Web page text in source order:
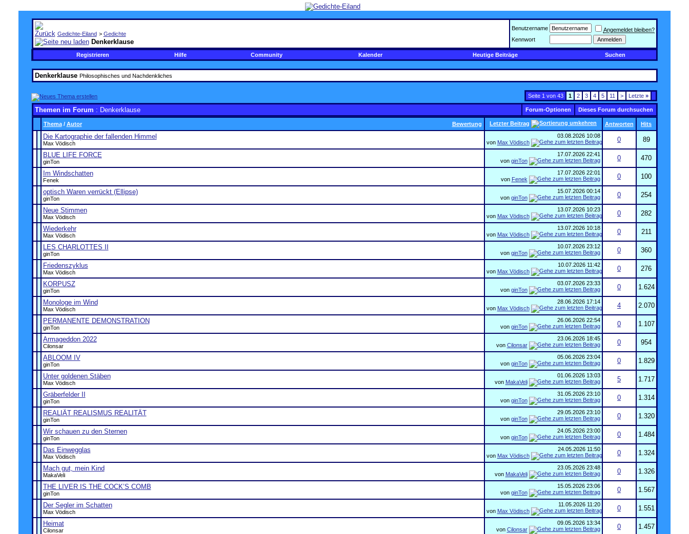
Gedichte-Eiland > Gedichte
Denkerklause
Benutzername
Angemeldet bleiben?
Kennwort
Registrieren Hilfe Community Kalender Heutige Beiträge Suchen
Denkerklause Philosophisches und Nachdenkliches
Seite 1 von 43 1 2 3 4 5 11 > Letzte»
Themen im Forum : Denkerklause Forum-Optionen Dieses Forum durchsuchen
Bewertung
Thema/ Autor Letzter Beitrag Antworten Hits
Die Kartographie der fallenden Himmel
Max Vödisch
03.08.2026 10:08
von Max Vödisch 0
89
BLUE LIFE FORCE
ginTon
17.07.2026 22:41
von ginTon 0
470
Im Windschatten
Fenek
17.07.2026 22:01
von Fenek 0
100
optisch Waren verrückt (Ellipse)
ginTon
15.07.2026 00:14
von ginTon 0
254
Neue Stimmen
Max Vödisch
13.07.2026 10:23
von Max Vödisch 0
282
Wiederkehr
Max Vödisch
13.07.2026 10:18
von Max Vödisch 0
211
LES CHARLOTTES II
ginTon
10.07.2026 23:12
von ginTon 0
360
Friedenszyklus
Max Vödisch
10.07.2026 11:42
von Max Vödisch 0
276
KORPUSZ
ginTon
03.07.2026 23:33
von ginTon 0
1.624
Monologe im Wind
Max Vödisch
28.06.2026 17:14
von Max Vödisch 4
2.070
PERMANENTE DEMONSTRATION
ginTon
26.06.2026 22:54
von ginTon 0
1.107
Armageddon 2022
Cilonsar
23.06.2026 18:45
von Cilonsar 0
954
ABLOOM IV
ginTon
05.06.2026 23:04
von ginTon 0
1.829
Unter goldenen Stäben
Max Vödisch
01.06.2026 13:03
von MakaVeli 5
1.717
Gräberfelder II
ginTon
31.05.2026 23:10
von ginTon 0
1.314
REALIÄT REALISMUS REALITÄT
ginTon
29.05.2026 23:10
von ginTon 0
1.320
Wir schauen zu den Sternen
ginTon
24.05.2026 23:00
von ginTon 0
1.484
Das Einwegglas
Max Vödisch
24.05.2026 11:50
von Max Vödisch 0
1.324
Mach gut, mein Kind
MakaVeli
23.05.2026 23:48
von MakaVeli 0
1.326
THE LIVER IS THE COCK’S COMB
ginTon
15.05.2026 23:06
von ginTon 0
1.567
Der Segler im Schatten
Max Vödisch
11.05.2026 11:20
von Max Vödisch 0
1.551
Heimat
Cilonsar
09.05.2026 13:34
von Cilonsar 0
1.457